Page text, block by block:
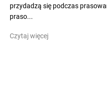
przydadzą się podczas
praso...
Czytaj więcej